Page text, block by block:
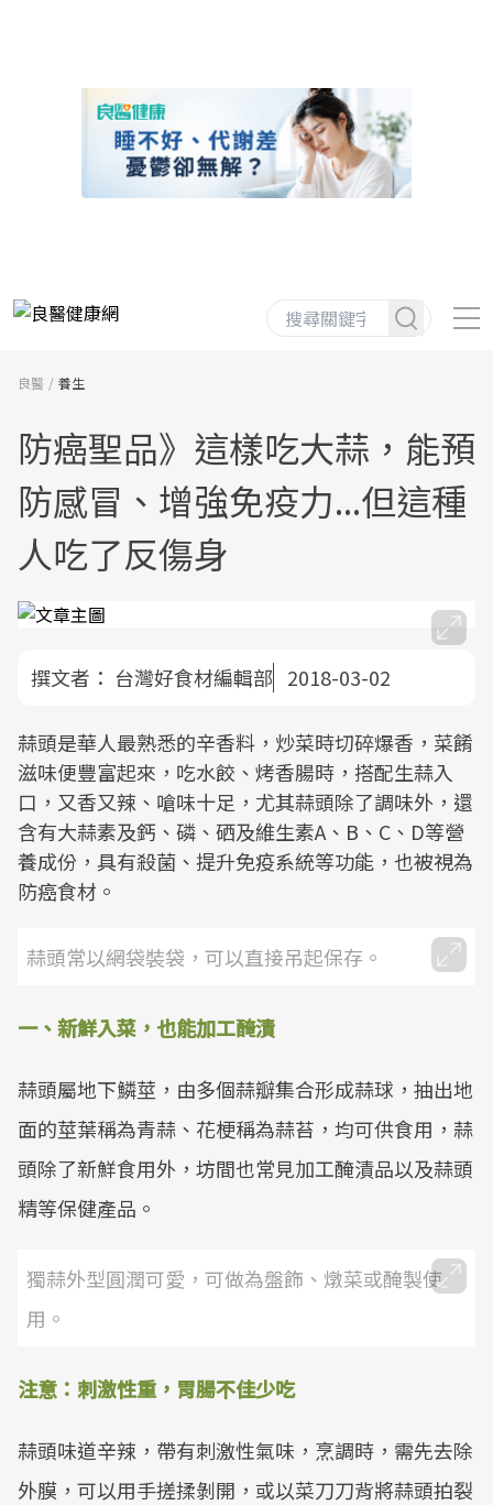
良醫 養生
防癌聖品》這樣吃大蒜，能預
防感冒、增強免疫力...但這種
人吃了反傷身
撰文者： 台灣好食材編輯部 2018-03-02
蒜頭是華人最熟悉的辛香料，炒菜時切碎爆香，菜餚
滋味便豐富起來，吃水餃、烤香腸時，搭配生蒜入
口，又香又辣、嗆味十足，尤其蒜頭除了調味外，還
含有大蒜素及鈣、磷、硒及維生素A、B、C、D等營
養成份，具有殺菌、提升免疫系統等功能，也被視為
防癌食材。
蒜頭常以網袋裝袋，可以直接吊起保存。
一、新鮮入菜，也能加工醃漬
蒜頭屬地下鱗莖，由多個蒜瓣集合形成蒜球，抽出地
面的莖葉稱為青蒜、花梗稱為蒜苔，均可供食用，蒜
頭除了新鮮食用外，坊間也常見加工醃漬品以及蒜頭
精等保健產品。
獨蒜外型圓潤可愛，可做為盤飾、燉菜或醃製使
用。
注意：刺激性重，胃腸不佳少吃
蒜頭味道辛辣，帶有刺激性氣味，烹調時，需先去除
外膜，可以用手搓揉剝開，或以菜刀刀背將蒜頭拍裂